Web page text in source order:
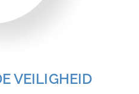
VEILIGHEID